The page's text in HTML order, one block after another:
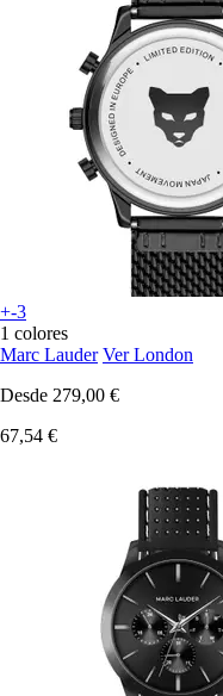
+-3
1 colores
Marc Lauder Ver London
Desde 279,00 €
67,54 €